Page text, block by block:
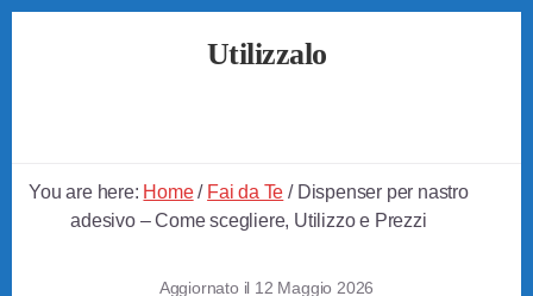
Utilizzalo
Tutto
You are here: Home / Fai da Te /Dispenser per nastro
adesivo – Come scegliere, Utilizzo e Prezzi
Aggiornato il 12 Maggio 2026